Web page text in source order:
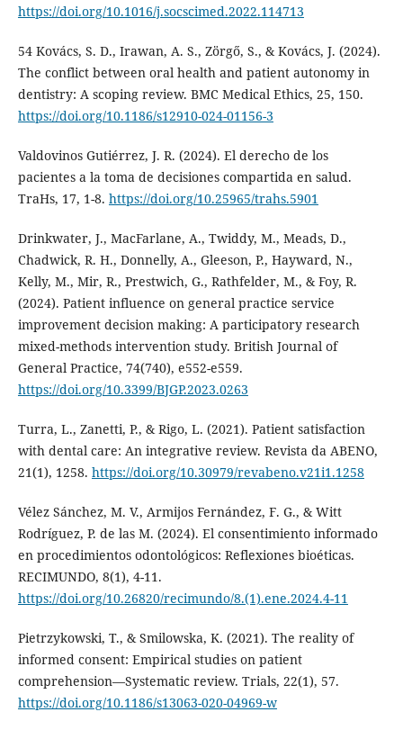
https://doi.org/10.1016/j.socscimed.2022.114713
54 Kovács, S. D., Irawan, A. S., Zörgő, S., & Kovács, J. (2024).
The conflict between oral health and patient autonomy in
dentistry: A scoping review. BMC Medical Ethics, 25, 150.
https://doi.org/10.1186/s12910-024-01156-3
Valdovinos Gutiérrez, J. R. (2024). El derecho de los
pacientes a la toma de decisiones compartida en salud.
TraHs, 17, 1-8. https://doi.org/10.25965/trahs.5901
Drinkwater, J., MacFarlane, A., Twiddy, M., Meads, D.,
Chadwick, R. H., Donnelly, A., Gleeson, P., Hayward, N.,
Kelly, M., Mir, R., Prestwich, G., Rathfelder, M., & Foy, R.
(2024). Patient influence on general practice service
improvement decision making: A participatory research
mixed-methods intervention study. British Journal of
General Practice, 74(740), e552-e559.
https://doi.org/10.3399/BJGP.2023.0263
Turra, L., Zanetti, P., & Rigo, L. (2021). Patient satisfaction
with dental care: An integrative review. Revista da ABENO,
21(1), 1258. https://doi.org/10.30979/revabeno.v21i1.1258
Vélez Sánchez, M. V., Armijos Fernández, F. G., & Witt
Rodríguez, P. de las M. (2024). El consentimiento informado
en procedimientos odontológicos: Reflexiones bioéticas.
RECIMUNDO, 8(1), 4-11.
https://doi.org/10.26820/recimundo/8.(1).ene.2024.4-11
Pietrzykowski, T., & Smilowska, K. (2021). The reality of
informed consent: Empirical studies on patient
comprehension—Systematic review. Trials, 22(1), 57.
https://doi.org/10.1186/s13063-020-04969-w